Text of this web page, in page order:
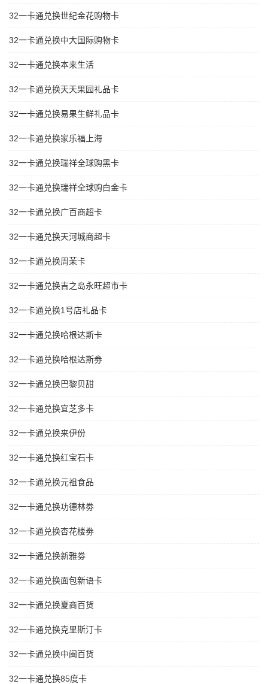
32一卡通兑换世纪金花购物卡
32一卡通兑换中大国际购物卡
32一卡通兑换本来生活
32一卡通兑换天天果园礼品卡
32一卡通兑换易果生鲜礼品卡
32一卡通兑换家乐福上海
32一卡通兑换瑞祥全球购黑卡
32一卡通兑换瑞祥全球购白金卡
32一卡通兑换广百商超卡
32一卡通兑换天河城商超卡
32一卡通兑换周茉卡
32一卡通兑换吉之岛永旺超市卡
32一卡通兑换1号店礼品卡
32一卡通兑换哈根达斯卡
32一卡通兑换哈根达斯劵
32一卡通兑换巴黎贝甜
32一卡通兑换宜芝多卡
32一卡通兑换来伊份
32一卡通兑换红宝石卡
32一卡通兑换元祖食品
32一卡通兑换功德林劵
32一卡通兑换杏花楼劵
32一卡通兑换新雅劵
32一卡通兑换面包新语卡
32一卡通兑换夏商百货
32一卡通兑换克里斯汀卡
32一卡通兑换中闽百货
32一卡通兑换85度卡